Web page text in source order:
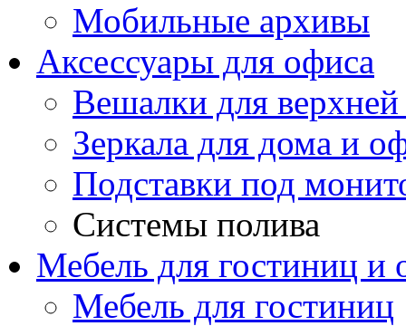
Мобильные архивы
Аксессуары для офиса
Вешалки для
Зеркала для дома и
Подставки под
Системы полива
Мебель для гостиниц
Мебель для гостиниц